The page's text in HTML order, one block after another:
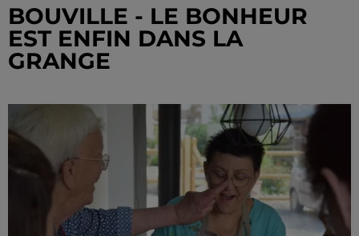
BOUVILLE - LE BONHEUR
EST ENFIN DANS LA
GRANGE